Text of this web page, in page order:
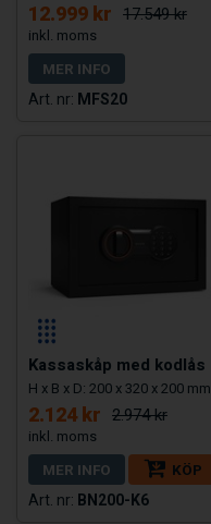
12.999 kr 17.549 kr
MER INFO
MFS20
Kassaskåp med kodlås
H x B x D: 200 x 320 x 200 mm
2.124 kr 2.974 kr
MER INFO
KÖP
BN200-K6